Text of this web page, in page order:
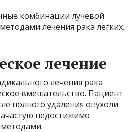
комбинации лучевой
лечения рака легких.
лечение
лечения рака
вмешательство. Пациент
полного удаления опухоли
недостижимо